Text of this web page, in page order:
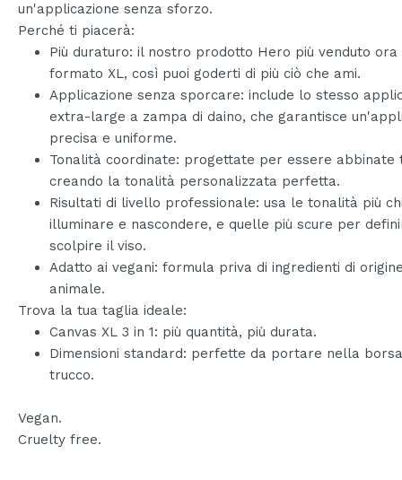
un'applicazione senza sforzo.
Perché ti piacerà:
Più duraturo: il nostro prodotto Hero più venduto ora
formato XL, così puoi goderti di più ciò che ami.
Applicazione senza sporcare: include lo stesso
extra-large a zampa di daino, che garantisce
precisa e uniforme.
Tonalità coordinate: progettate per essere abbinate
creando la tonalità personalizzata perfetta.
Risultati di livello professionale: usa le tonalità più
illuminare e nascondere, e quelle più scure per
scolpire il viso.
Adatto ai vegani: formula priva di ingredienti di
animale.
Trova la tua taglia ideale:
Canvas XL 3 in 1: più quantità, più durata.
Dimensioni standard: perfette da portare nella
trucco.
Vegan.
Cruelty free.